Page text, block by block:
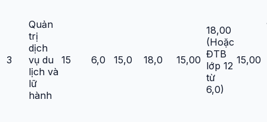
3
Quản
trị
dịch
vụ du
lịch và
lữ
hành
15 6,0 15,0 18,0 15,00
18,00
(Hoặc
ĐTB
lớp 12
từ
6,0)
15,00